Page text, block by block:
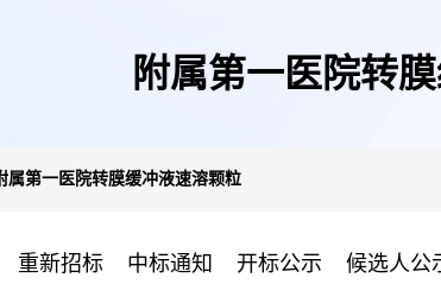
附属第一医院转
属第一医院转膜缓冲液速溶颗粒
重新招标 中标通知 开标公示 候选人公